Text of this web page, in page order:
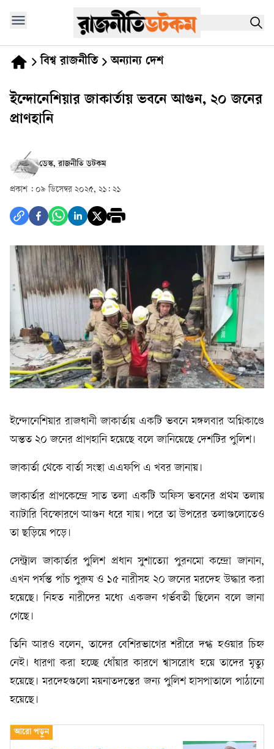
বিশ্ব রাজনীতি অন্যান্য দেশ
ইন্দোনেশিয়ার জাকার্তায় ভবনে আগুন, ২০ জনের
প্রাণহানি
ডেস্ক, রাজনীতি ডটকম
প্রকাশ : ০৯ ডিসেম্বর ২০২৫, ২১: ২১
ইন্দোনেশিয়ার রাজধানী জাকার্তায় একটি ভবনে মঙ্গলবার অগ্নিকাণ্ডে
অন্তত ২০ জনের প্রাণহানি হয়েছে বলে জানিয়েছে দেশটির পুলিশ।
জাকার্তা থেকে বার্তা সংস্থা এএফপি এ খবর জানায়।
জাকার্তার প্রাণকেন্দ্রে সাত তলা একটি অফিস ভবনের প্রথম তলায়
ব্যাটারি বিস্ফোরণে আগুন ধরে যায়। পরে তা উপরের তলাগুলোতেও
তা ছড়িয়ে পড়ে।
সেন্ট্রাল জাকার্তার পুলিশ প্রধান সুশাত্যো পুরনমো কন্দ্রো জানান,
এখন পর্যন্ত পাঁচ পুরুষ ও ১৫ নারীসহ ২০ জনের মরদেহ উদ্ধার করা
হয়েছে। নিহত নারীদের মধ্যে একজন গর্ভবতী ছিলেন বলে জানা
গেছে।
তিনি আরও বলেন, তাদের বেশিরভাগের শরীরে দগ্ধ হওয়ার চিহ্ন
নেই। ধারণা করা হচ্ছে ধোঁয়ার কারণে শ্বাসরোধ হয়ে তাদের মৃত্যু
হয়েছে। মরদেহগুলো ময়নাতদন্তের জন্য পুলিশ হাসপাতালে পাঠানো
হয়েছে।